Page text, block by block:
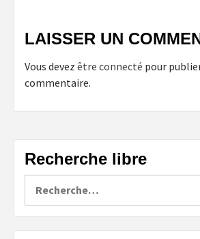
LAISSER UN
Vous devez être connecté pour
commentaire.
Recherche libre